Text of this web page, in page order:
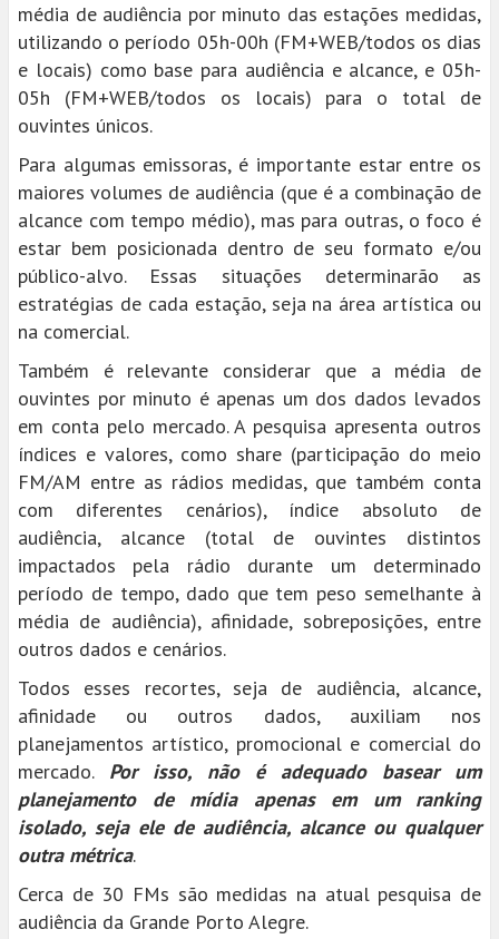
média de audiência por minuto das estações medidas,
utilizando o período 05h-00h (FM+WEB/todos os dias
e locais) como base para audiência e alcance, e 05h-
05h (FM+WEB/todos os locais) para o total de
ouvintes únicos.
Para algumas emissoras, é importante estar entre os
maiores volumes de audiência (que é a combinação de
alcance com tempo médio), mas para outras, o foco é
estar bem posicionada dentro de seu formato e/ou
público-alvo. Essas situações determinarão as
estratégias de cada estação, seja na área artística ou
na comercial.
Também é relevante considerar que a média de
ouvintes por minuto é apenas um dos dados levados
em conta pelo mercado. A pesquisa apresenta outros
índices e valores, como share (participação do meio
FM/AM entre as rádios medidas, que também conta
com diferentes cenários), índice absoluto de
audiência, alcance (total de ouvintes distintos
impactados pela rádio durante um determinado
período de tempo, dado que tem peso semelhante à
média de audiência), afinidade, sobreposições, entre
outros dados e cenários.
Todos esses recortes, seja de audiência, alcance,
afinidade ou outros dados, auxiliam nos
planejamentos artístico, promocional e comercial do
mercado. Por isso, não é adequado basear um
planejamento de mídia apenas em um ranking
isolado, seja ele de audiência, alcance ou qualquer
outra métrica.
Cerca de 30 FMs são medidas na atual pesquisa de
audiência da Grande Porto Alegre.